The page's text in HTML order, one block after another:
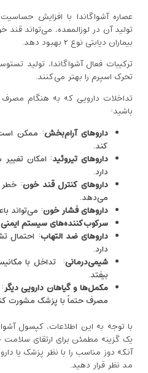
عصاره آشواگاندا با افزایش
بیماران دیابتی نوع ۲ بهبود دهد.
ترکیبات فعال آشواگاندا، تولید
تحرک اسپرم را بهتر می‌کنند.
تداخلات دارویی که به هنگام
باشید:
داروهای آرام‌بخش: ممکن است
کند.
داروهای تیروئید
دارد.
داروهای کنترل قند خون: خطر
می‌دهد.
داروهای فشار خون: می‌تواند
سرکوب‌کننده‌های سیستم ایمنی
داروهای ضد التهاب: احتمال
دارد.
شیمی‌درمانی: تداخل با
بیفتد.
مکمل‌ها و گیاهان دارویی دیگر
مصرف حتماً با پزشک مشورت
با توجه به این اطلاعات، کپسول
یک گزینه مطمئن برای ارتقای
آنکه دوز مناسب را با نظر پزشک یا
مد نظر قرار دهید.